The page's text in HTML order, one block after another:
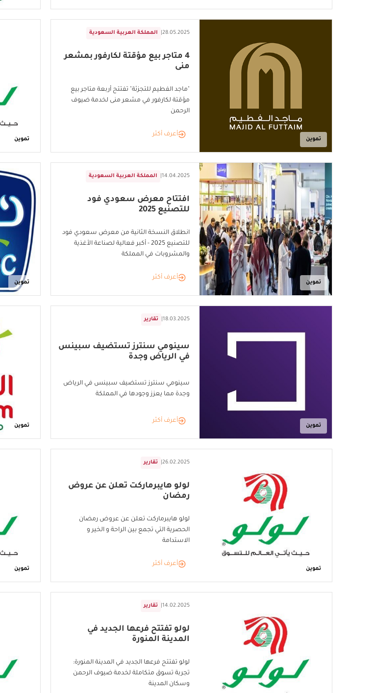
تموين
المملكة العربية السعودية 28.05.2025
4 متاجر بيع مؤقتة لكارفور بمشعر
منى
"ماجد الفطيم للتجزئة" تفتتح أربعة متاجر بيع
مؤقتة لكارفور في مشعر منى لخدمة ضيوف
الرحمن
أعرف أكثر
تموين
تموين
المملكة العربية السعودية 14.04.2025
افتتاح معرض سعودي فود
للتصنيع 2025
انطلاق النسخة الثانية من معرض سعودي فود
للتصنيع 2025 - أكبر فعالية لصناعة الأغذية
والمشروبات في المملكة
أعرف أكثر
تموين
تموين
تقارير 18.03.2025
سينومي سنترز تستضيف سبينس
في الرياض وجدة
سينومي سنترز تستضيف سبينس في الرياض
وجدة مما يعزز وجودها في المملكة
أعرف أكثر
تموين
تموين
تقارير 26.02.2025
لولو هايبرماركت تعلن عن عروض
رمضان
لولو هايبرماركت تعلن عن عروض رمضان
الحصرية التي تجمع بين الراحة و الخير و
الاستدامة
أعرف أكثر
تموين
تقارير 14.02.2025
لولو تفتتح فرعها الجديد في
المدينة المنورة
لولو تفتتح فرعها الجديد في المدينة المنورة:
تجربة تسوق متكاملة لخدمة ضيوف الرحمن
وسكان المدينة